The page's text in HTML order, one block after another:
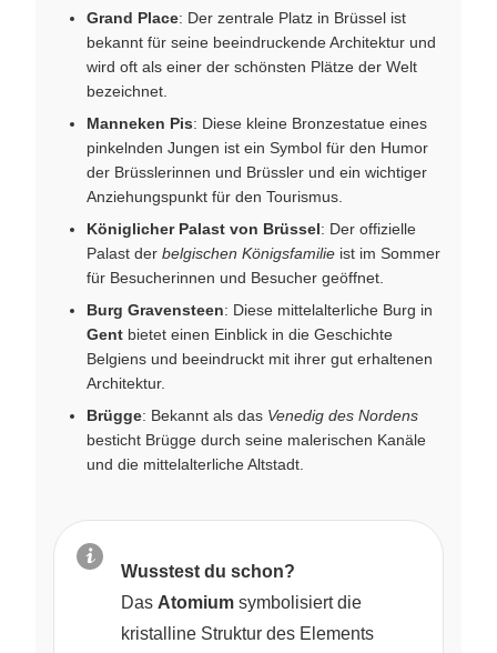
Grand Place: Der zentrale Platz in Brüssel ist
bekannt für seine beeindruckende Architektur und
wird oft als einer der schönsten Plätze der Welt
bezeichnet.
Manneken Pis: Diese kleine Bronzestatue eines
pinkelnden Jungen ist ein Symbol für den Humor
der Brüsslerinnen und Brüssler und ein wichtiger
Anziehungspunkt für den Tourismus.
Königlicher Palast von Brüssel: Der offizielle
Palast der belgischen Königsfamilie ist im Sommer
für Besucherinnen und Besucher geöffnet.
Burg Gravensteen: Diese mittelalterliche Burg in
Gent bietet einen Einblick in die Geschichte
Belgiens und beeindruckt mit ihrer gut erhaltenen
Architektur.
Brügge: Bekannt als das Venedig des Nordens
besticht Brügge durch seine malerischen Kanäle
und die mittelalterliche Altstadt.
Wusstest du schon?
Das Atomium symbolisiert die
kristalline Struktur des Elements